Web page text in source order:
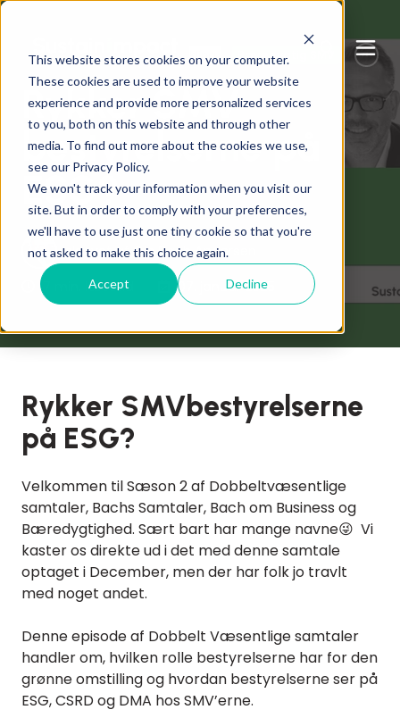
This website stores cookies on your computer.
These cookies are used to improve your website
experience and provide more personalized services
to you, both on this website and through other
media. To find out more about the cookies we use,
see our Privacy Policy.
We won't track your information when you visit our
site. But in order to comply with your preferences,
we'll have to use just one tiny cookie so that you're
not asked to make this choice again.
Accept Decline
Bæredygtig forretningsudvikling Bæredygtig SMV
Rykker SMV-
bestyrelserne på
ESG?
skrevet afOle Bach Andersen
7 min. læsetid
07. januar 2025
Rykker SMVbestyrelserne
på ESG?
Velkommen til Sæson 2 af Dobbeltvæsentlige
samtaler, Bachs Samtaler, Bach om Business og
Bæredygtighed. Sært bart har mange navne😜 Vi
kaster os direkte ud i det med denne samtale
optaget i December, men der har folk jo travlt
med noget andet.
Denne episode af Dobbelt Væsentlige samtaler
handler om, hvilken rolle bestyrelserne har for den
grønne omstilling og hvordan bestyrelserne ser på
ESG, CSRD og DMA hos SMV’erne.